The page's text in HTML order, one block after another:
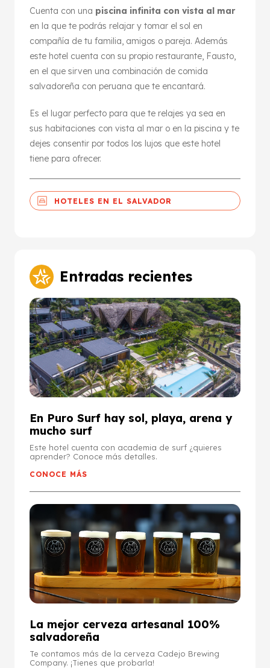
Cuenta con una piscina infinita con vista al mar
en la que te podrás relajar y tomar el sol en
compañía de tu familia, amigos o pareja. Además
este hotel cuenta con su propio restaurante, Fausto,
en el que sirven una combinación de comida
salvadoreña con peruana que te encantará.
Es el lugar perfecto para que te relajes ya sea en
sus habitaciones con vista al mar o en la piscina y te
dejes consentir por todos los lujos que este hotel
tiene para ofrecer.
HOTELES EN EL SALVADOR
Entradas recientes
En Puro Surf hay sol, playa, arena y
mucho surf
Este hotel cuenta con academia de surf ¿quieres
aprender? Conoce más detalles.
CONOCE MÁS
La mejor cerveza artesanal 100%
salvadoreña
Te contamos más de la cerveza Cadejo Brewing
Company. ¡Tienes que probarla!